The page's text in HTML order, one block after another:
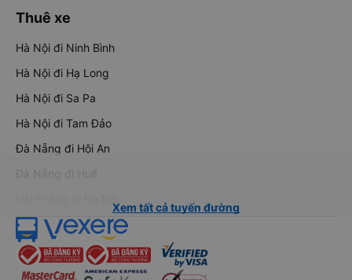
Thuê xe
Hà Nội đi Ninh Bình
Hà Nội đi Hạ Long
Hà Nội đi Sa Pa
Hà Nội đi Tam Đảo
Đà Nẵng đi Hội An
Đà Nẵng đi Huế
Xem tất cả tuyến đường